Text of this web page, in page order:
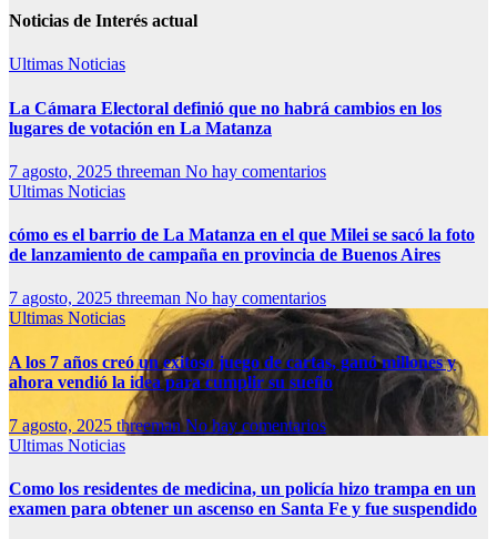
Noticias de Interés actual
Ultimas Noticias
La Cámara Electoral definió que no habrá cambios en los
lugares de votación en La Matanza
7 agosto, 2025 threeman No hay comentarios
Ultimas Noticias
cómo es el barrio de La Matanza en el que Milei se sacó la foto
de lanzamiento de campaña en provincia de Buenos Aires
7 agosto, 2025 threeman No hay comentarios
Ultimas Noticias
A los 7 años creó un exitoso juego de cartas, ganó millones y
ahora vendió la idea para cumplir su sueño
7 agosto, 2025 threemanNo hay comentarios
Ultimas Noticias
Como los residentes de medicina, un policía hizo trampa en un
examen para obtener un ascenso en Santa Fe y fue suspendido